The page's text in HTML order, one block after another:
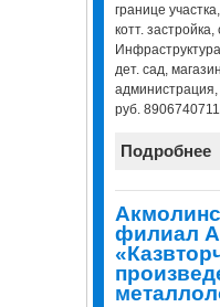
границе
котт.
дет. сад,
руб.
Подробнее
филиал